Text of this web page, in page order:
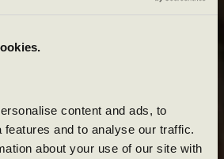
content and ads, to
features and to analyse our traffic.
about your use of our site with